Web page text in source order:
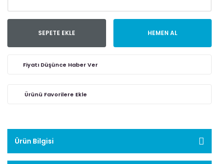
SEPETE EKLE HEMEN AL
Fiyatı Düşünce Haber Ver
Ürün Bilgisi